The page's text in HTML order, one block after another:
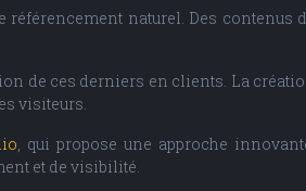
naturel. Des contenus
de ces derniers en clients. La
visiteurs.
, qui propose une approche
et de visibilité.